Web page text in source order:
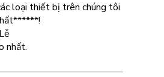
loại thiết bị trên chúng tôi
nhất.